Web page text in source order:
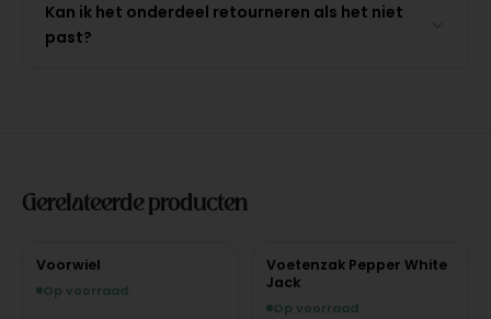
Kan ik het onderdeel retourneren als het niet
past?
Gerelateerde producten
Voorwiel
Op voorraad
Voetenzak Pepper White
Jack
Op voorraad